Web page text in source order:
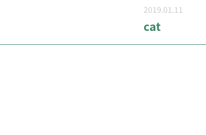
2019.01.11
cat